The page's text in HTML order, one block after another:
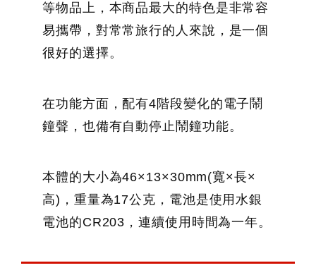
等物品上，本商品最大的特色是非常容
易攜帶，對常常旅行的人來說，是一個
很好的選擇。
在功能方面，配有4階段變化的電子鬧
鐘聲，也備有自動停止鬧鐘功能。
本體的大小為46×13×30mm(寬×長×
高)，重量為17公克，電池是使用水銀
電池的CR203，連續使用時間為一年。